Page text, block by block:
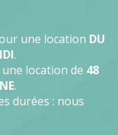
une location DU
.
location de 48
.
durées : nous